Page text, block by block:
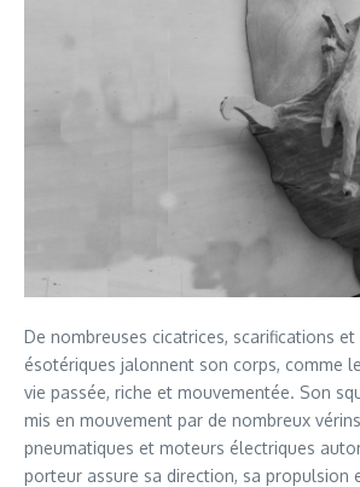
De nombreuses cicatrices, scarifications et
ésotériques jalonnent son corps, comme
vie passée, riche et mouvementée. Son
mis en mouvement par de nombreux
pneumatiques et moteurs électriques
porteur assure sa direction, sa propulsion